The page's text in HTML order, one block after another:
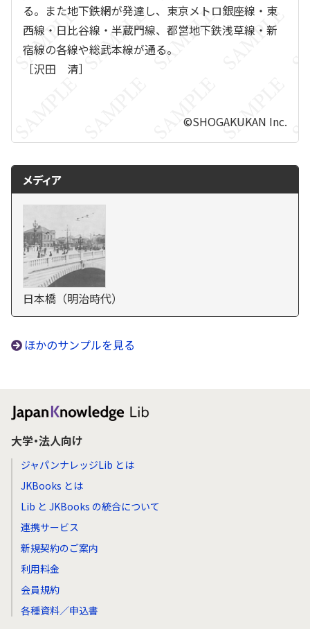
る。また地下鉄網が発達し、東京メトロ銀座線・東
西線・日比谷線・半蔵門線、都営地下鉄浅草線・新
宿線の各線や総武本線が通る。
［沢田 清］
©SHOGAKUKAN Inc.
メディア
日本橋（明治時代）
ほかのサンプルを見る
大学・法人向け
ジャパンナレッジLib とは
JKBooks とは
Lib と JKBooks の統合について
連携サービス
新規契約のご案内
利用料金
会員規約
各種資料／申込書